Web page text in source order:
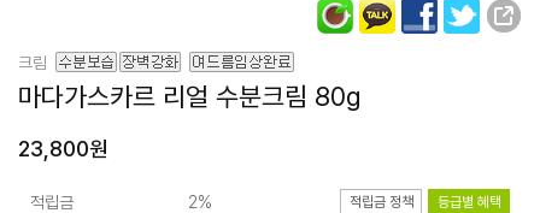
크림
마다가스카르 리얼 수분크림 80g
23,800원
적립금 2% 적립금 정책 등급별 혜택